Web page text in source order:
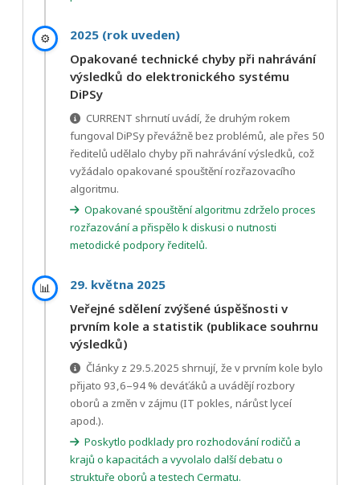
⚙️
2025 (rok uveden)
Opakované technické chyby při nahrávání
výsledků do elektronického systému
DiPSy
CURRENT shrnutí uvádí, že druhým rokem
fungoval DiPSy převážně bez problémů, ale přes 50
ředitelů udělalo chyby při nahrávání výsledků, což
vyžádalo opakované spouštění rozřazovacího
algoritmu.
Opakované spouštění algoritmu zdrželo proces
rozřazování a přispělo k diskusi o nutnosti
metodické podpory ředitelů.
📊
29. května 2025
Veřejné sdělení zvýšené úspěšnosti v
prvním kole a statistik (publikace souhrnu
výsledků)
Články z 29.5.2025 shrnují, že v prvním kole bylo
přijato 93,6–94 % deváťáků a uvádějí rozbory
oborů a změn v zájmu (IT pokles, nárůst lyceí
apod.).
Poskytlo podklady pro rozhodování rodičů a
krajů o kapacitách a vyvolalo další debatu o
struktuře oborů a testech Cermatu.